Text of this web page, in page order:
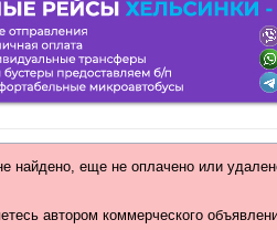
найдено, еще не оплачено или
автором коммерческого